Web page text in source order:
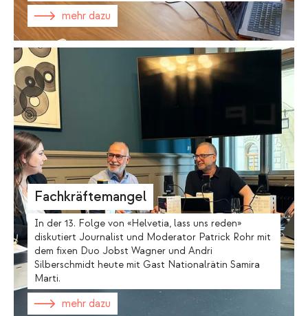
mehr dazu
Fachkräftemangel
In der 13. Folge von «Helvetia, lass uns reden»
diskutiert Journalist und Moderator Patrick Rohr mit
dem fixen Duo Jobst Wagner und Andri
Silberschmidt heute mit Gast Nationalrätin Samira
Marti.
mehr dazu